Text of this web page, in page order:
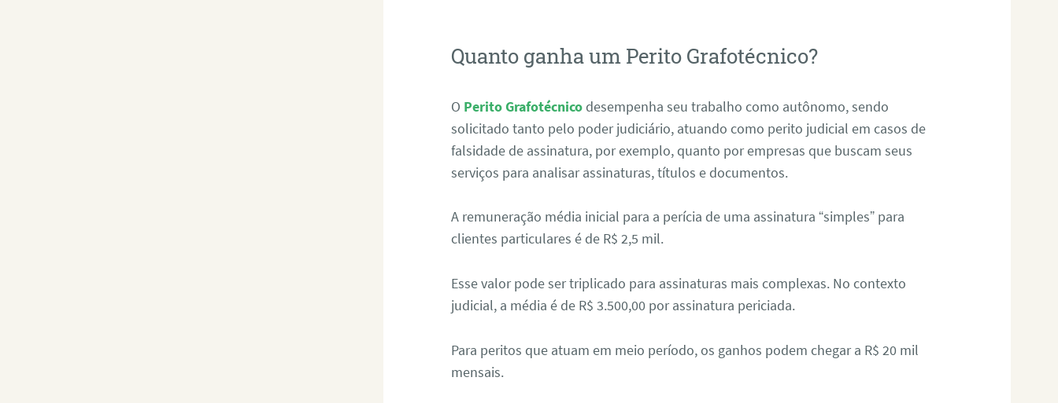
Quanto ganha um Perito Grafotécnico?
O Perito Grafotécnico desempenha seu trabalho como autônomo, sendo
solicitado tanto pelo poder judiciário, atuando como perito judicial em casos de
falsidade de assinatura, por exemplo, quanto por empresas que buscam seus
serviços para analisar assinaturas, títulos e documentos.
A remuneração média inicial para a perícia de uma assinatura “simples” para
clientes particulares é de R$ 2,5 mil.
Esse valor pode ser triplicado para assinaturas mais complexas. No contexto
judicial, a média é de R$ 3.500,00 por assinatura periciada.
Para peritos que atuam em meio período, os ganhos podem chegar a R$ 20 mil
mensais.